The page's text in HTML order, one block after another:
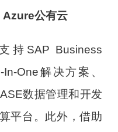
Azure公有云
持SAP Business
One解决方案、
数据管理和开发
平台。此外，借助